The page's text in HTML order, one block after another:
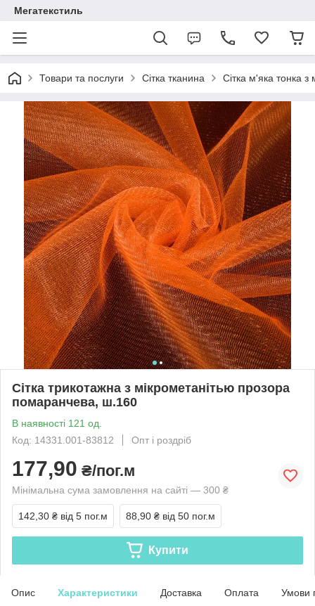
Мегатекстиль
Товари та послуги Сітка тканина Сітка м'яка тонка з
Сітка трикотажна з мікрометанітью прозора
помаранчева, ш.160
В наявності 121 од.
Код: 14331.001-83812
Опт і роздріб
177,90 ₴/пог.м
Мінімальна сума замовлення на сайті — 300 ₴
142,30 ₴ від 5 пог.м 88,90 ₴ від 50 пог.м
Купити
Опис Характеристики Доставка Оплата Умови